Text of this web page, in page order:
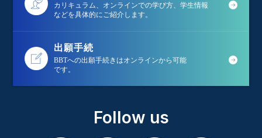
カリキュラム、オンラインでの学び方、学生情報
などを具体的にご紹介します。
出願手続
BBTへの出願手続きはオンラインから可能
です。
Follow us